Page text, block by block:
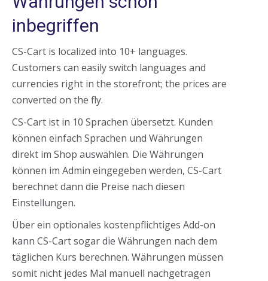
inbegriffen
CS-Cart is localized into 10+ languages.
Customers can easily switch languages and
currencies right in the storefront; the prices are
converted on the fly.
CS-Cart ist in 10 Sprachen übersetzt. Kunden
können einfach Sprachen und Währungen
direkt im Shop auswählen. Die Währungen
können im Admin eingegeben werden, CS-Cart
berechnet dann die Preise nach diesen
Einstellungen.
Über ein optionales kostenpflichtiges Add-on
kann CS-Cart sogar die Währungen nach dem
täglichen Kurs berechnen. Währungen müssen
somit nicht jedes Mal manuell nachgetragen